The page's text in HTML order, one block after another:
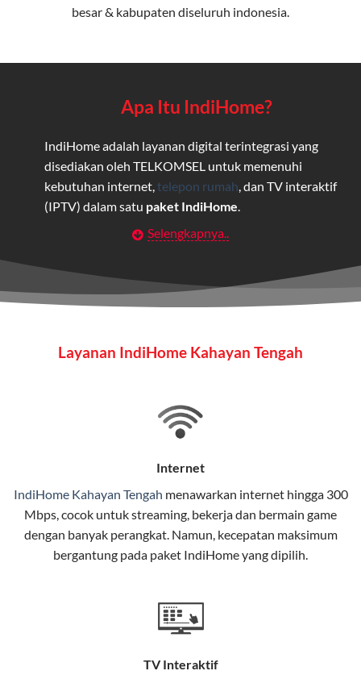
besar & kabupaten diseluruh indonesia.
Apa Itu IndiHome?
IndiHome adalah layanan digital terintegrasi yang
disediakan oleh TELKOMSEL untuk memenuhi
kebutuhan internet, telepon rumah , dan TV interaktif
(IPTV) dalam satu paket IndiHome
Layanan Wifi Indihome ini dirancang untuk
maupun individu yang membutuhkan konektivitas dan
hiburan berkualitas tinggi.
pengguna rumah dan bisnis.
stabil, dan memiliki berbagai pilihan paket IndiHome
Selain internet, layanan IndiHome juga mencakup TV
interaktif (IndiHome TV) dan telepon rumah dalam
satu paket.
Teknologi di Balik WiFi IndiHome
Wifi IndiHome menggunakan teknologi Fiber To The
menggunakan kabel serat optik hingga ke rumah
Selengkapnya..
Layanan IndiHome Kahayan Tengah
Internet
IndiHome Kahayan Tengah menawarkan internethingga 300
Mbps, cocok untuk streaming, bekerja dan bermain game
dengan banyak perangkat. Namun, kecepatan maksimum
bergantung pada paket IndiHome yang dipilih.
TV Interaktif